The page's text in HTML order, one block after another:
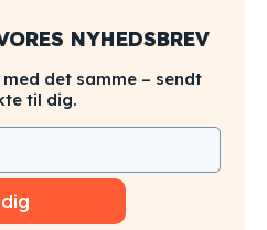
NYHEDSBREV
det samme – sendt
til dig.